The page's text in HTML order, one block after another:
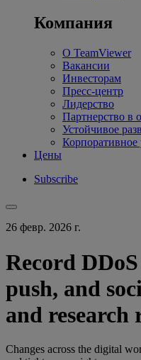
Компания
О TeamViewer
Вакансии
Инвесторам
Пресс-центр
Лидерство
Партнерство в
Устойчивое
Корпоративное
Цены
Subscribe
26 февр. 2026 г.
Record
push, and
and research
Changes across the digital